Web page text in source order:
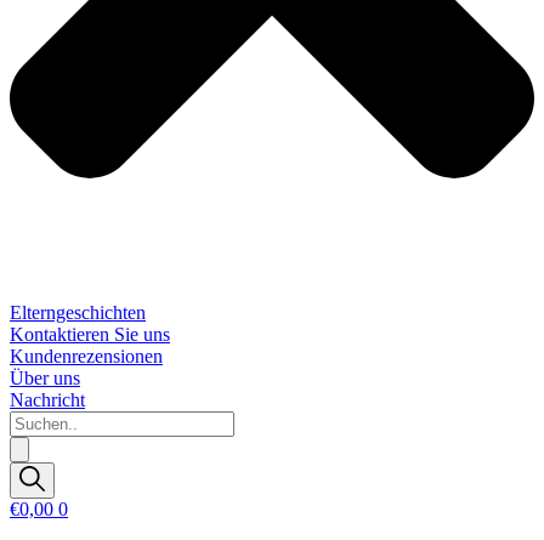
Elterngeschichten
Kontaktieren Sie uns
Kundenrezensionen
Über uns
Nachricht
Suchen..
€0,00 0